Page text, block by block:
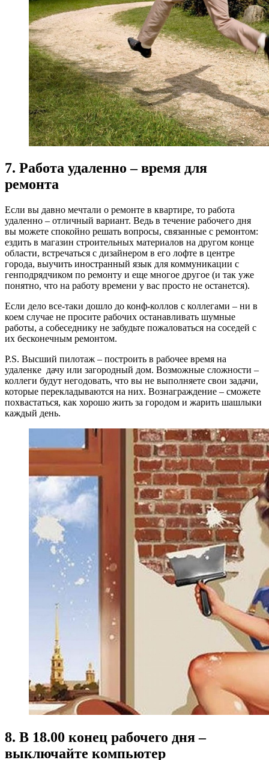
7. Работа удаленно – время для
ремонта
Если вы давно мечтали о ремонте в квартире, то работа
удаленно – отличный вариант. Ведь в течение рабочего дня
вы можете спокойно решать вопросы, связанные с ремонтом:
ездить в магазин строительных материалов на другом конце
области, встречаться с дизайнером в его лофте в центре
города, выучить иностранный язык для коммуникации с
генподрядчиком по ремонту и еще многое другое (и так уже
понятно, что на работу времени у вас просто не останется).
Если дело все-таки дошло до конф-коллов с коллегами – ни в
коем случае не просите рабочих останавливать шумные
работы, а собеседнику не забудьте пожаловаться на соседей с
их бесконечным ремонтом.
P.S. Высший пилотаж – построить в рабочее время на
удаленке дачу или загородный дом. Возможные сложности –
коллеги будут негодовать, что вы не выполняете свои задачи,
которые перекладываются на них. Вознаграждение – сможете
похвастаться, как хорошо жить за городом и жарить шашлыки
каждый день.
8. В 18.00 конец рабочего дня –
выключайте компьютер